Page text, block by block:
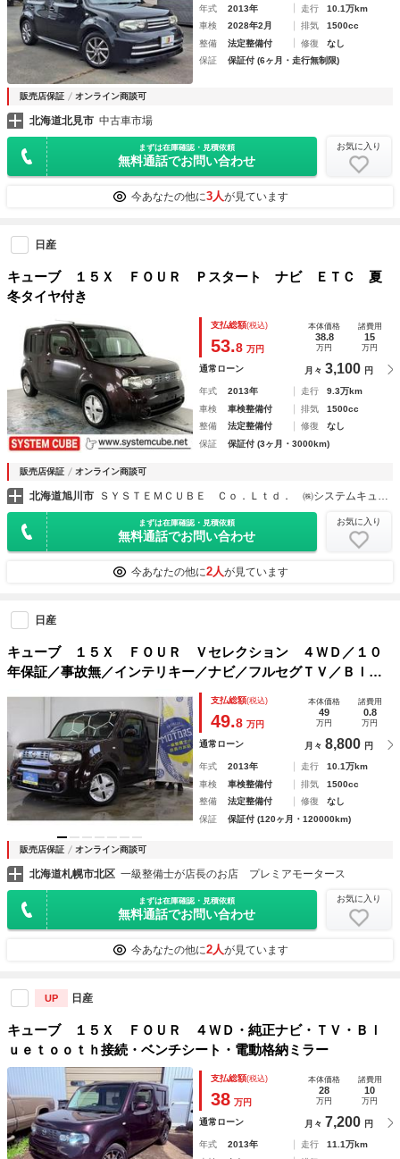
年式 2013年 走行
10.1万km
車検
2028年2月 排気
1500cc
整備
法定整備付 修復
なし
保証
保証付 (6ヶ月・走行無制限)
販売店保証 オンライン商談可
北海道北見市 中古車市場
まずは在庫確認・見積依頼
無料通話でお問い合わせ
お気に入り
今あなたの他に3人が見ています
日産
キューブ １５Ｘ ＦＯＵＲ Ｐスタート ナビ ＥＴＣ 夏
冬タイヤ付き
支払総額(税込)
53.8 万円
本体価格
38.8
万円
諸費用
15
万円
通常ローン 月々 3,100 円
年式 2013年 走行
9.3万km
車検
車検整備付 排気
1500cc
整備
法定整備付 修復
なし
保証
保証付 (3ヶ月・3000km)
販売店保証 オンライン商談可
北海道旭川市 ＳＹＳＴＥＭＣＵＢＥ Ｃｏ．Ｌｔｄ． ㈱システムキューブ
まずは在庫確認・見積依頼
無料通話でお問い合わせ
お気に入り
今あなたの他に2人が見ています
日産
キューブ １５Ｘ ＦＯＵＲ Ｖセレクション ４ＷＤ／１０
年保証／事故無／インテリキー／ナビ／フルセグＴＶ／Ｂｌｕ
支払総額(税込)
49.8 万円
本体価格
49
万円
諸費用
0.8
万円
通常ローン 月々 8,800 円
年式 2013年 走行
10.1万km
車検
車検整備付 排気
1500cc
整備
法定整備付 修復
なし
保証
保証付 (120ヶ月・120000km)
販売店保証 オンライン商談可
北海道札幌市北区 一級整備士が店長のお店 プレミアモータース
まずは在庫確認・見積依頼
無料通話でお問い合わせ
お気に入り
今あなたの他に2人が見ています
UP 日産
キューブ １５Ｘ ＦＯＵＲ ４ＷＤ・純正ナビ・ＴＶ・Ｂｌ
ｕｅｔｏｏｔｈ接続・ベンチシート・電動格納ミラー
支払総額(税込)
38 万円
本体価格
28
万円
諸費用
10
万円
通常ローン 月々 7,200 円
年式 2013年 走行
11.1万km